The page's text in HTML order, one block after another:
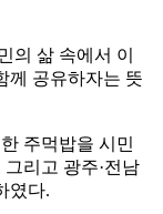
의 삶 속에서 이
께 공유하자는 뜻
주먹밥을 시민
리고 광주·전남
였다.